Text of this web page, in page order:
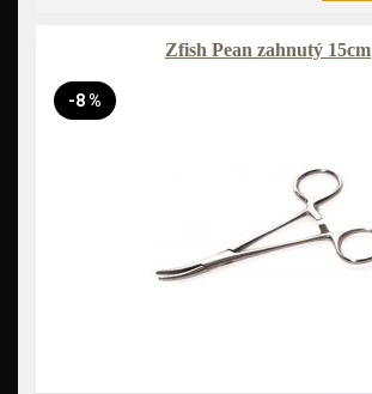
Zfish Pean zahnutý 15cm
-8 %